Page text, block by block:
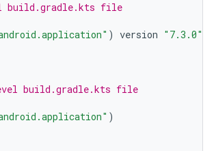
build.gradle.kts file
) version "7.3.0"
build.gradle.kts file
)